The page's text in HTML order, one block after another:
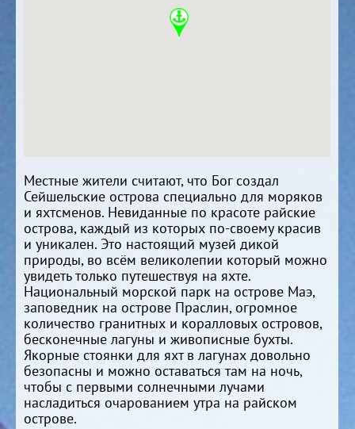
Местные жители считают, что Бог создал
Сейшельские острова специально для моряков
и яхтсменов. Невиданные по красоте райские
острова, каждый из которых по-своему красив
и уникален. Это настоящий музей дикой
природы, во всём великолепии который можно
увидеть только путешествуя на яхте.
Национальный морской парк на острове Маэ,
заповедник на острове Праслин, огромное
количество гранитных и коралловых островов,
бесконечные лагуны и живописные бухты.
Якорные стоянки для яхт в лагунах довольно
безопасны и можно оставаться там на ночь,
чтобы с первыми солнечными лучами
насладиться очарованием утра на райском
острове.